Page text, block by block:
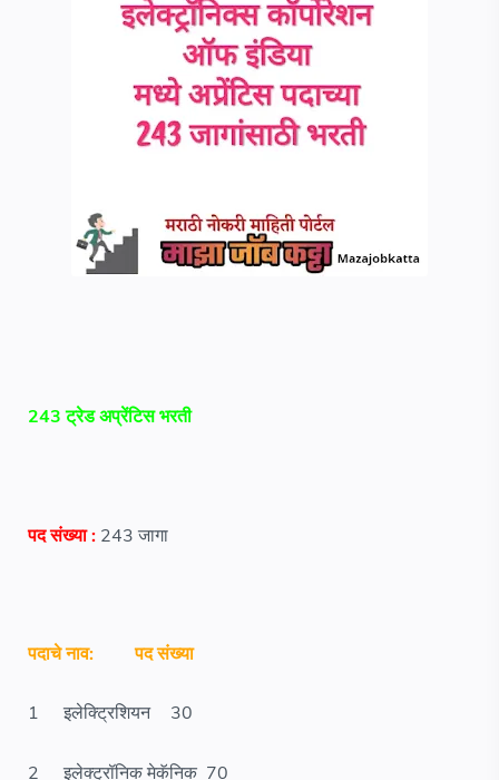
243 ट्रेड अप्रेंटिस भरती
पद संख्या : 243 जागा
पदाचे नाव: पद संख्या
1 इलेक्ट्रिशियन 30
2 इलेक्ट्रॉनिक मेकॅनिक 70